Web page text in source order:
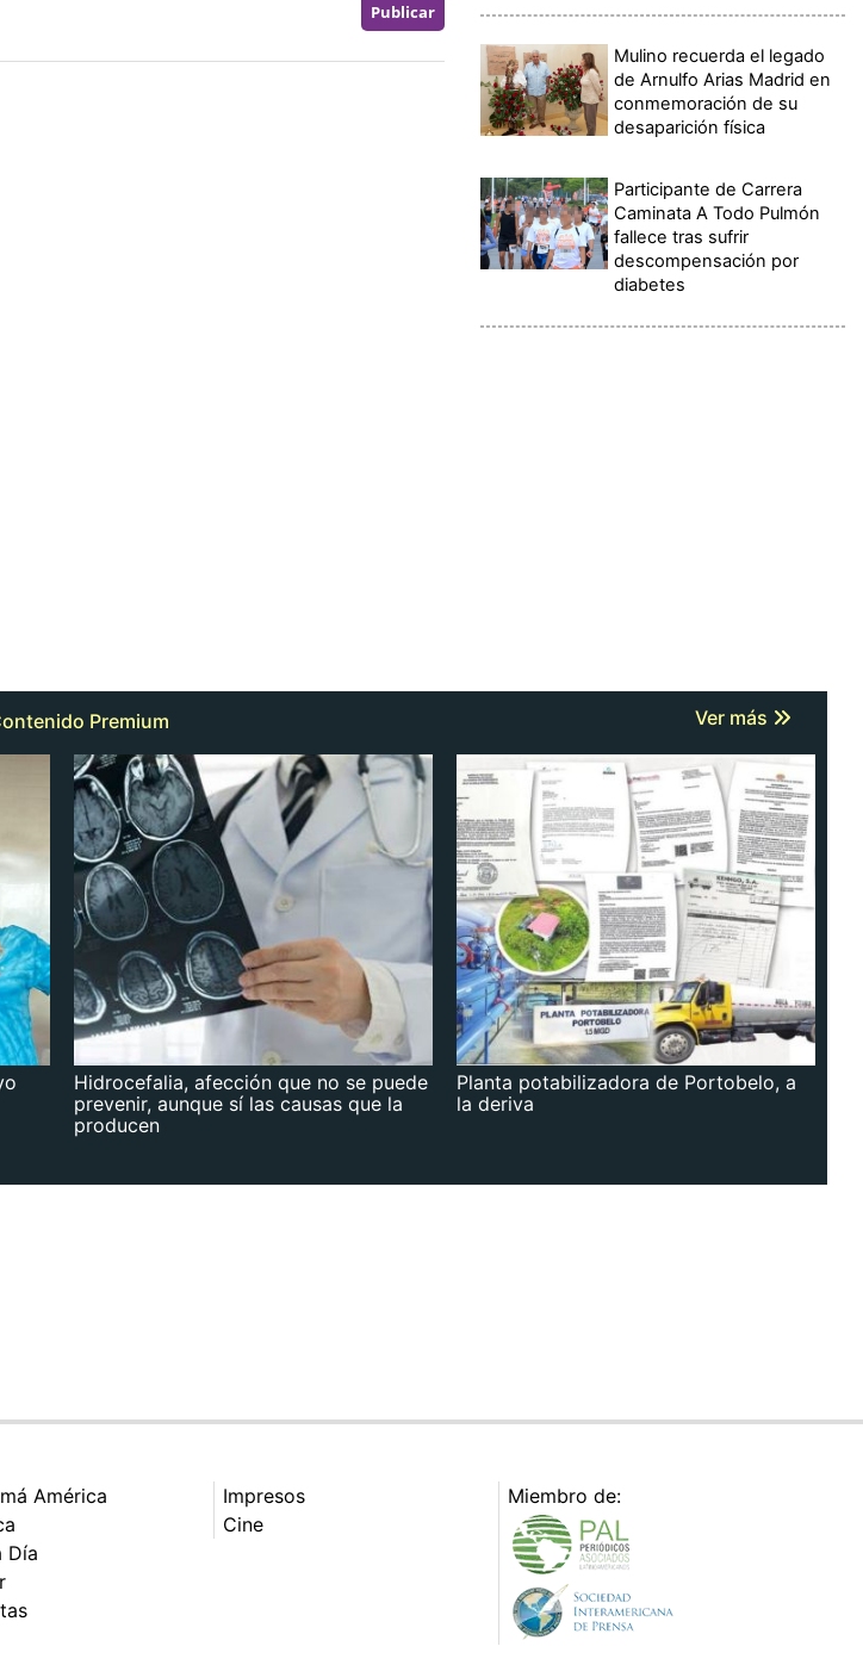
Mulino recuerda el legado
de Arnulfo Arias Madrid en
conmemoración de su
desaparición física
Participante de Carrera
Caminata A Todo Pulmón
fallece tras sufrir
descompensación por
diabetes
Premium Ver más
Hidrocefalia, afección que no se puede
prevenir, aunque sí las causas que la
producen
Planta potabilizadora de Portobelo, a
la deriva
América
Día
Impresos
Cine
Miembro de: